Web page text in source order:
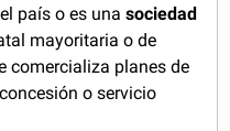
país o es unasociedad
mayoritaria o de
comercializa planes de
o servicio